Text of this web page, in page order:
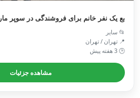
بع یک نفر خانم برای فروشندگی در سوپر
📂 سایر
📍 تهران / تهران
🕒 3 هفته پیش
مشاهده جزئیات